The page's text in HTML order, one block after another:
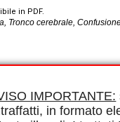
IMPORTANTE:
in formato
in PDF.
Tronco cerebrale,
della coscienza